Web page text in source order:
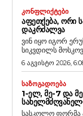
ᲙᲝᲜᲤᲚᲘᲥᲢᲔᲑᲘ
ᲐᲤᲔᲗᲥᲔᲑᲐ, ᲝᲠᲘ
ᲓᲐᲙᲠᲫᲐᲚᲕᲐ
ვინ იყო იგორ
სიკვდილს
6 აგვისტო 2026,
ᲡᲐᲖᲝᲒᲐᲓᲝᲔᲑᲐ
1-ᲔᲚ, ᲛᲔ-7 ᲓᲐ
სასკოლო ფორმა